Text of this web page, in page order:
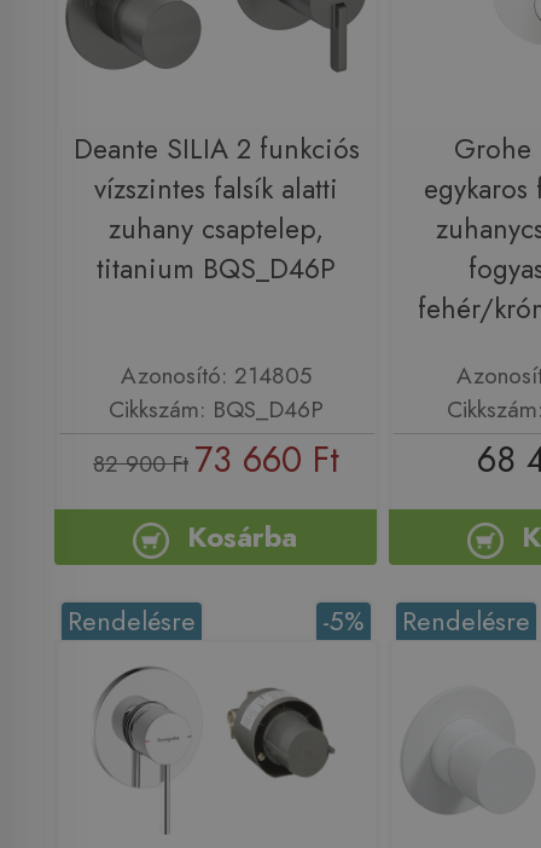
Deante SILIA 2 funkciós
vízszintes falsík alatti
zuhany csaptelep,
titanium BQS_D46P
Azonosító: 214805
Cikkszám: BQS_D46P
82 900 Ft 73 660 Ft
Kosárba
Grohe
fehér/
68
-5%
Rendelésre Rendelésre